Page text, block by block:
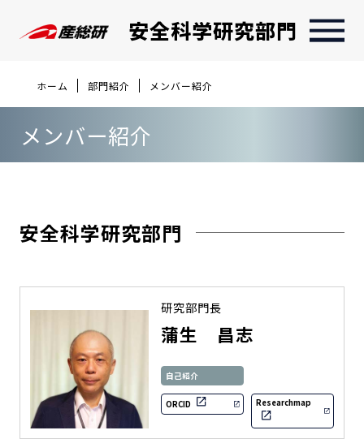
安全科学研究部門
ホーム 部門紹介 メンバー紹介
メンバー紹介
安全科学研究部門
研究部門長
蒲生 昌志
自己紹介
ORCID Researchmap